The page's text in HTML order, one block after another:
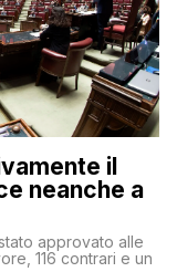
il
neanche a
approvato alle
116 contrari e un